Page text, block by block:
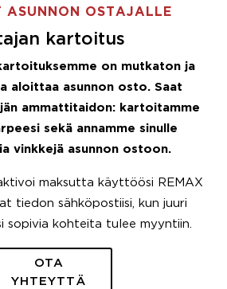
ASUNNON OSTAJALLE
kartoitus
on mutkaton ja
aloittaa asunnon osto. Saat
ammattitaidon: kartoitamme
sekä annamme sinulle
vinkkejä asunnon ostoon.
maksutta käyttöösi REMAX
tiedon sähköpostiisi, kun juuri
sopivia kohteita tulee myyntiin.
OTA
YHTEYTTÄ